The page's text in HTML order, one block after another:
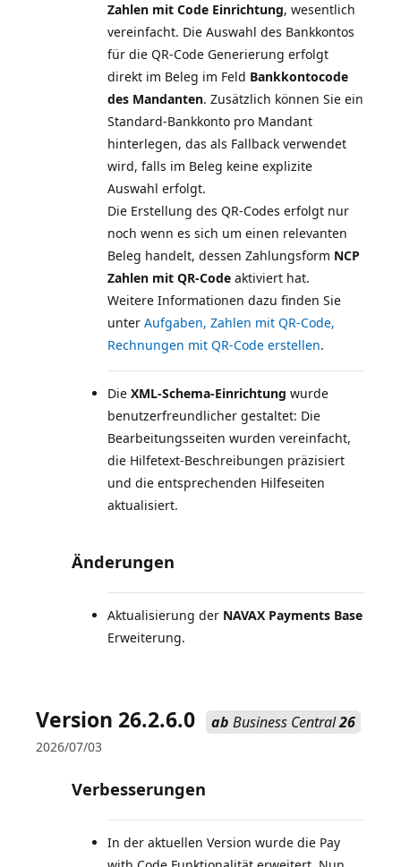
Zahlen mit Code Einrichtung, wesentlich
vereinfacht. Die Auswahl des Bankkontos
für die QR-Code Generierung erfolgt
direkt im Beleg im Feld Bankkontocode
des Mandanten. Zusätzlich können Sie ein
Standard-Bankkonto pro Mandant
hinterlegen, das als Fallback verwendet
wird, falls im Beleg keine explizite
Auswahl erfolgt.
Die Erstellung des QR-Codes erfolgt nur
noch wenn es sich um einen relevanten
Beleg handelt, dessen Zahlungsform NCP
Zahlen mit QR-Code aktiviert hat.
Weitere Informationen dazu finden Sie
unter Aufgaben, Zahlen mit QR-Code,
Rechnungen mit QR-Code erstellen
Die XML-Schema-Einrichtung wurde
benutzerfreundlicher gestaltet: Die
Bearbeitungsseiten wurden vereinfacht,
die Hilfetext-Beschreibungen präzisiert
und die entsprechenden Hilfeseiten
aktualisiert.
Änderungen
Aktualisierung der NAVAX Payments Base
Erweiterung.
Version 26.2.6.0 ab Business Central26
2026/07/03
Verbesserungen
In der aktuellen Version wurde die Pay